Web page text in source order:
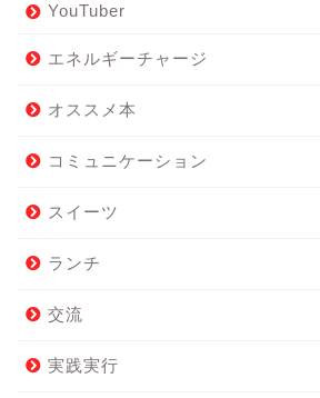
YouTuber
エネルギーチャージ
オススメ本
コミュニケーション
スイーツ
ランチ
交流
実践実行